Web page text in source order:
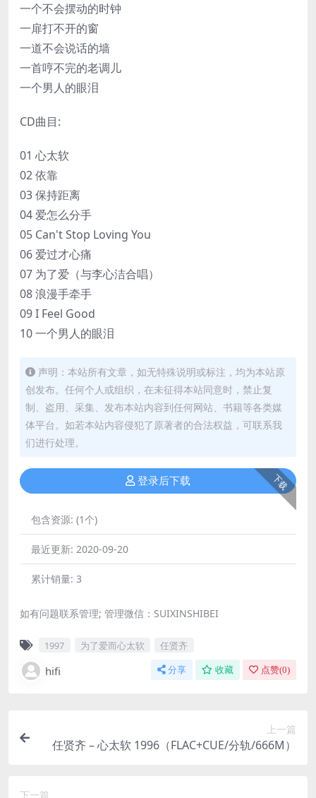
一个不会摆动的时钟
一扉打不开的窗
一道不会说话的墙
一首哼不完的老调儿
一个男人的眼泪
CD曲目:
01 心太软
02 依靠
03 保持距离
04 爱怎么分手
05 Can't Stop Loving You
06 爱过才心痛
07 为了爱（与李心洁合唱）
08 浪漫手牵手
09 I Feel Good
10 一个男人的眼泪
声明：本站所有文章，如无特殊说明或标注，均为本站原
创发布。任何个人或组织，在未征得本站同意时，禁止复
制、盗用、采集、发布本站内容到任何网站、书籍等各类媒
体平台。如若本站内容侵犯了原著者的合法权益，可联系我
们进行处理。
下载
登录后下载
包含资源: (1个)
最近更新: 2020-09-20
累计销量: 3
如有问题联系管理; 管理微信：SUIXINSHIBEI
1997 为了爱而心太软 任贤齐
hifi 分享 收藏 点赞(0)
上一篇
任贤齐 – 心太软 1996（FLAC+CUE/分轨/666M）
下一篇